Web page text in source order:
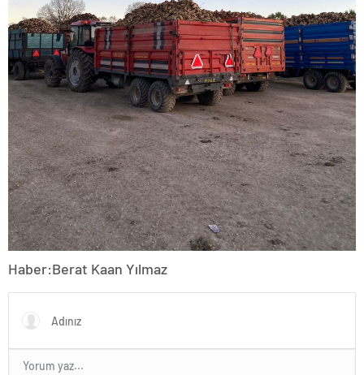
Haber:Berat Kaan Yılmaz